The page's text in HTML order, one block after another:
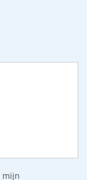
mijn